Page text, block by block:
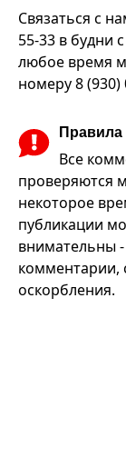
Связаться с
55-33 в будни
любое время
номеру 8 (930)
Все
проверяются
некоторое
публикации
внимательны
комментарии,
оскорбления.